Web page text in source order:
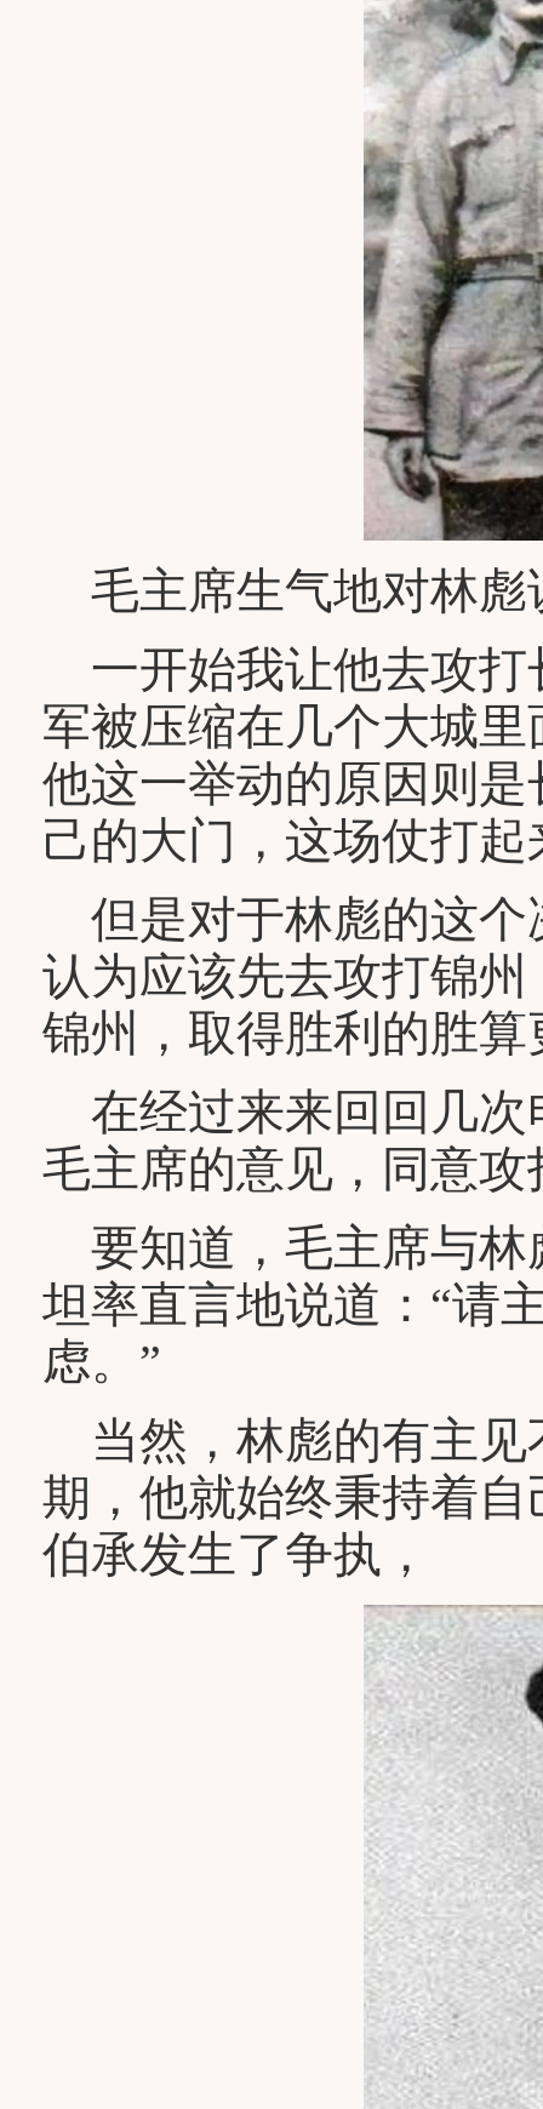
毛主席生气地对林彪
一开始我让他去攻打
军被压缩在几个大城
他这一举动的原因则
己的大门，这场仗打
但是对于林彪的这个
认为应该先去攻打锦
锦州，取得胜利的胜算
在经过来来回回几次
毛主席的意见，同意攻
要知道，毛主席与林
坦率直言地说道：“请
虑。”
当然，林彪的有主见
期，他就始终秉持着
伯承发生了争执，